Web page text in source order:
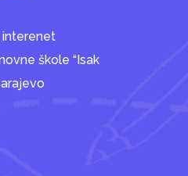
interenet
škole “Isak